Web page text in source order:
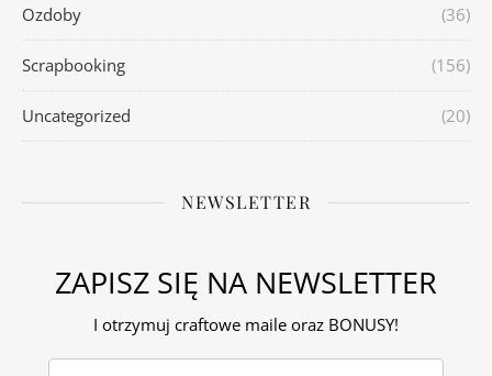
Ozdoby (36)
Scrapbooking (156)
Uncategorized (20)
NEWSLETTER
ZAPISZ SIĘ NA NEWSLETTER
I otrzymuj craftowe maile oraz BONUSY!